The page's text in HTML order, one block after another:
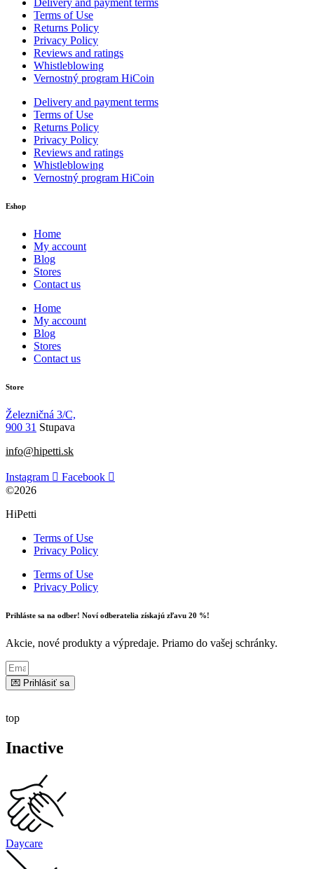
Delivery and payment terms
Terms of Use
Returns Policy
Privacy Policy
Reviews and ratings
Whistleblowing
Vernostný program HiCoin
Delivery and payment terms
Terms of Use
Returns Policy
Privacy Policy
Reviews and ratings
Whistleblowing
Vernostný program HiCoin
Eshop
Home
My account
Blog
Stores
Contact us
Home
My account
Blog
Stores
Contact us
Store
Železničná 3/C,
900 31 Stupava
info@hipetti.sk
Instagram
Facebook
©2026
HiPetti
Terms of Use
Privacy Policy
Terms of Use
Privacy Policy
Prihláste sa na odber! Noví odberatelia získajú zľavu 20 %!
Akcie, nové produkty a výpredaje. Priamo do vašej schránky.
💌 Prihlásiť sa
top
Inactive
Daycare